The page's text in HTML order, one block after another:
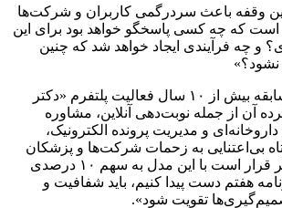
این وقفه باعث سردرگمی کاربران و شرکت‌ها
که چه کسی پاسخگو خواهد بود برای این
و چه فرآیندی ایجاد خواهد شد که چنین
نشود؟»
خدادادی با یادآوری سابقه بیش از ۱۰ سال فعالیت پلتفرم «دکتر
آن از جمله نوبت‌دهی آنلاین، مشاوره
و مدیریت پرونده الکترونیک،
بی‌اعتنایی به زحمات شرکت‌ها و پزشکان
محسوب می‌شود. اگر قرار است با این مدل به سهم ۱۰ درصدی
هفتم دست پیدا کنیم، باید شفافیت و
تقویت شود».